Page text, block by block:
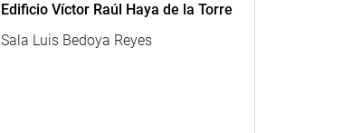
Edificio Víctor Raúl Haya de la Torre
Sala Luis Bedoya Reyes